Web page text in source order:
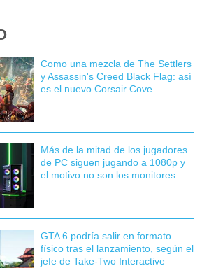
Como una mezcla de The Settlers
y Assassin's Creed Black Flag: así
es el nuevo Corsair Cove
Más de la mitad de los jugadores
de PC siguen jugando a 1080p y
el motivo no son los monitores
GTA 6 podría salir en formato
físico tras el lanzamiento, según el
jefe de Take-Two Interactive